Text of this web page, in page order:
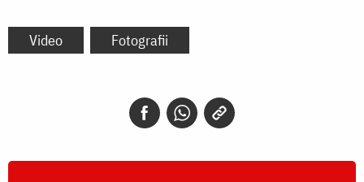
Video Fotografii